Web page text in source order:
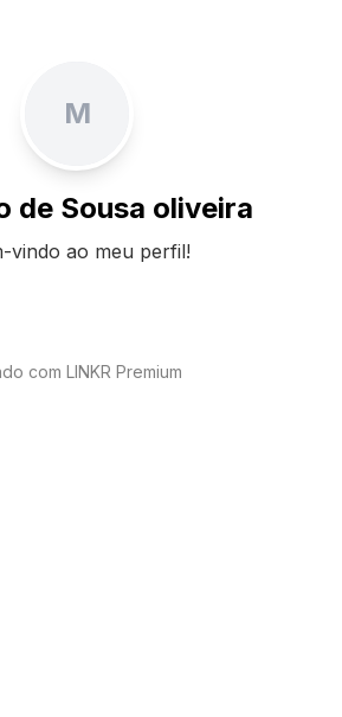
M
de Sousa oliveira
vindo ao meu perfil!
com LINKR Premium